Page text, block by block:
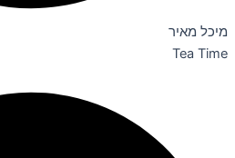
מיכל מאיר
Tea Time